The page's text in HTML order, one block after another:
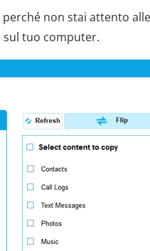
non stai attento
sul tuo computer.